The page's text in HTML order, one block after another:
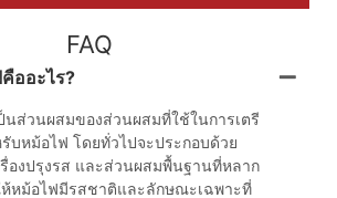
FAQ
ออะไร?
นส่วนผสมของส่วนผสมที่ใช้ในการเตรี
บหม้อไฟ โดยทั่วไปจะประกอบด้วย
รื่องปรุงรส และส่วนผสมพื้นฐานที่หลาก
หม้อไฟมีรสชาติและลักษณะเฉพาะที่